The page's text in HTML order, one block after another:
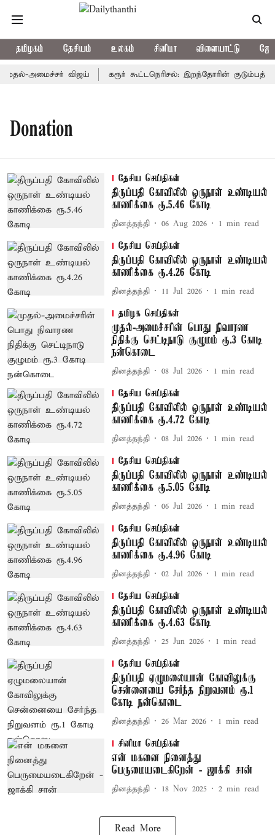
தமிழகம் தேசியம் உலகம் சினிமா விளையாட்டு
முதல்-அமைச்சர் விஜய் கரூர் கூட்டநெரிசல்: இறந்தோரின்
Donation
தேசிய செய்திகள்
திருப்பதி கோவிலில் ஒருநாள் உண்டியல்
காணிக்கை ரூ.5.46 கோடி
தினத்தந்தி 06 Aug 2026 1 min read
தேசிய செய்திகள்
திருப்பதி கோவிலில் ஒருநாள் உண்டியல்
காணிக்கை ரூ.4.26 கோடி
தினத்தந்தி 11 Jul 2026 1 min read
தமிழக செய்திகள்
முதல்-அமைச்சரின் பொது நிவாரண
நிதிக்கு செட்டிநாடு குழுமம் ரூ.3 கோடி
நன்கொடை
தினத்தந்தி 08 Jul 2026 1 min read
தேசிய செய்திகள்
திருப்பதி கோவிலில் ஒருநாள் உண்டியல்
காணிக்கை ரூ.4.72 கோடி
தினத்தந்தி 08 Jul 2026 1 min read
தேசிய செய்திகள்
திருப்பதி கோவிலில் ஒருநாள் உண்டியல்
காணிக்கை ரூ.5.05 கோடி
தினத்தந்தி 06 Jul 2026 1 min read
தேசிய செய்திகள்
திருப்பதி கோவிலில் ஒருநாள் உண்டியல்
காணிக்கை ரூ.4.96 கோடி
தினத்தந்தி 02 Jul 2026 1 min read
தேசிய செய்திகள்
திருப்பதி கோவிலில் ஒருநாள் உண்டியல்
காணிக்கை ரூ.4.63 கோடி
தினத்தந்தி 25 Jun 2026 1 min read
தேசிய செய்திகள்
திருப்பதி ஏழுமலையான் கோவிலுக்கு
சென்னையை சேர்ந்த நிறுவனம் ரூ.1
கோடி நன்கொடை
தினத்தந்தி 26 Mar 2026 1 min read
சினிமா செய்திகள்
என் மகனை நினைத்து
பெருமையடைகிறேன் - ஜாக்கி சான்
தினத்தந்தி 18 Nov 2025 2 min read
Read More